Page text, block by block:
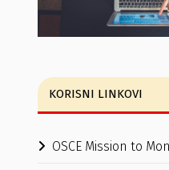
KORISNI LINKOVI
OSCE Mission to